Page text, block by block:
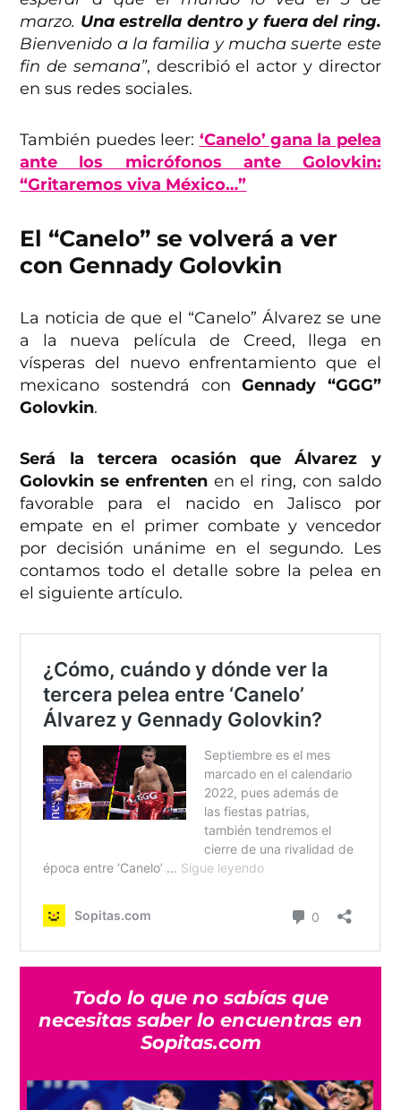
marzo. Una estrella dentro y fuera del ring.
Bienvenido a la familia y mucha suerte este
fin de semana”, describió el actor y director
en sus redes sociales.
También puedes leer: ‘Canelo’ gana la pelea
ante los micrófonos ante Golovkin:
“Gritaremos viva México…”
El “Canelo” se volverá a ver
con Gennady Golovkin
La noticia de que el “Canelo” Álvarez se une
a la nueva película de Creed, llega en
vísperas del nuevo enfrentamiento que el
mexicano sostendrá conGennady “GGG”
Golovkin.
Será la tercera ocasión que Álvarez y
Golovkin se enfrentenen el ring, con saldo
favorable para el nacido en Jalisco por
empate en el primer combate y vencedor
por decisión unánime en el segundo. Les
contamos todo el detalle sobre la pelea en
el siguiente artículo.
Todo lo que no sabías que
necesitas saber lo encuentras en
Sopitas.com